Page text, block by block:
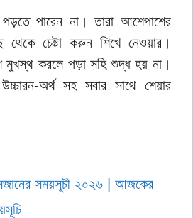
পারেন না। তারা আশেপাশের
থেকে চেষ্টা করুন শিখে নেওয়ার।
মুখস্থ করলে পড়া সহি শুদ্ধ হয় না‌।
অর্থ সহ সবার সাথে শেয়ার
সময়সূচী ২০২৬ | আজকের